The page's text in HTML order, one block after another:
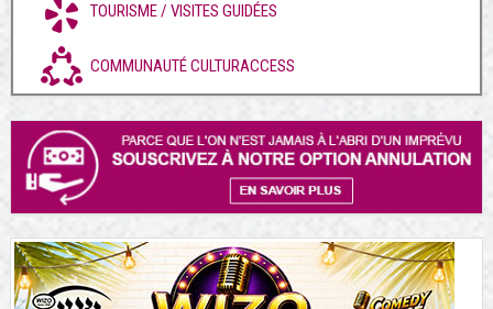
TOURISME / VISITES GUIDÉES
COMMUNAUTÉ CULTURACCESS